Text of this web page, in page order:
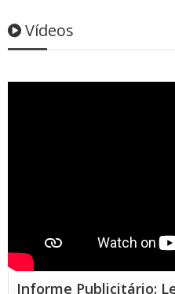
Vídeos
Informe Publicitário: